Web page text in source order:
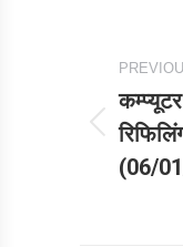
Previous
post:
(06/